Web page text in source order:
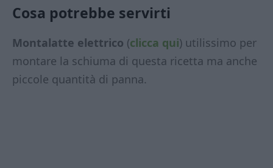
Cosa potrebbe servirti
Montalatte elettrico (clicca qui) utilissimo per
montare la schiuma di questa ricetta ma anche
piccole quantità di panna.